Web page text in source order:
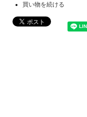
買い物を続ける